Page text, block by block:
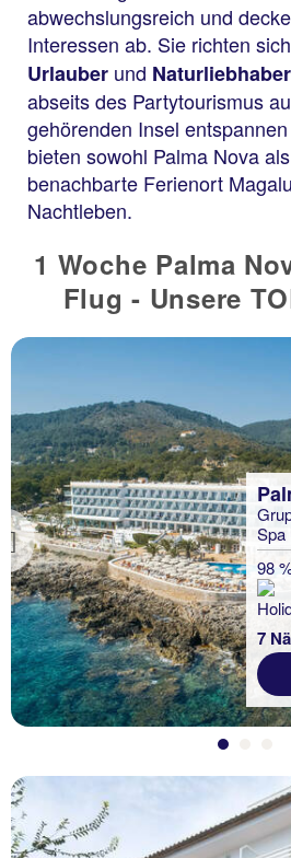
abwechslungsreich und
Interessen ab. Sie richten
Urlauber und Naturliebhaber
abseits des Partytourismus
gehörenden Insel
bieten sowohl Palma Nova
benachbarte Ferienort
Nachtleben.
1 Woche Palma
Flug - Unsere
Previous
Spa
98
7